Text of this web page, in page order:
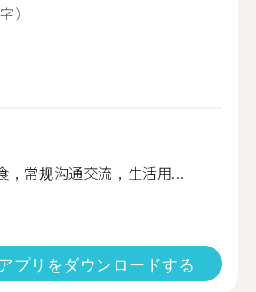
）
，常规沟通交流，生活用...
プリをダウンロードする